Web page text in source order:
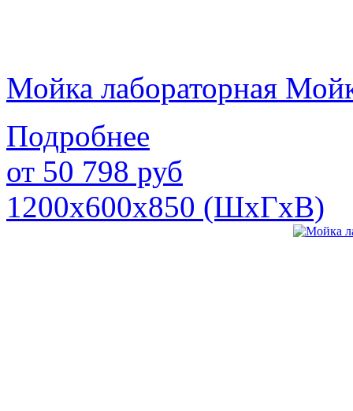
Мойка лабораторная
Подробнее
от 50 798 руб
1200х600х850 (ШхГхВ)